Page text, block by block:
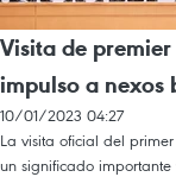
Visita de
impulso a nexos
10/01/2023 04:27
La visita oficial del
un significado